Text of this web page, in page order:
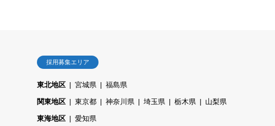
採用募集エリア
東北地区 宮城県 福島県
関東地区 東京都 神奈川県 埼玉県 栃木県 山梨県
東海地区 愛知県